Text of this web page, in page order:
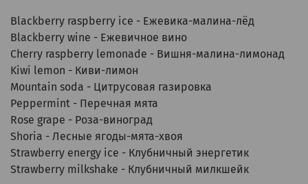
Blackberry raspberry ice - Ежевика-малина-лёд
Blackberry wine - Ежевичное вино
Cherry raspberry lemonade - Вишня-малина-лимонад
Kiwi lemon - Киви-лимон
Mountain soda - Цитрусовая газировка
Peppermint - Перечная мята
Rose grape - Роза-виноград
Shoria - Лесные ягоды-мята-хвоя
Strawberry energy ice - Клубничный энергетик
Strawberry milkshake - Клубничный милкшейк